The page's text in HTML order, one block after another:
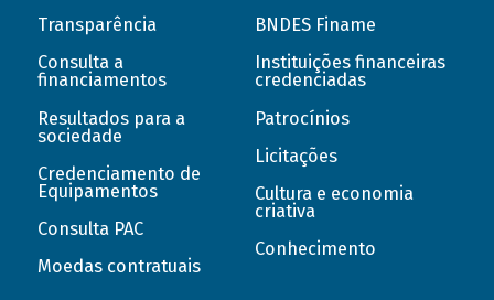
Transparência
Consulta a
financiamentos
Resultados para a
sociedade
Credenciamento de
Equipamentos
Consulta PAC
Moedas contratuais
BNDES Finame
Instituições financeiras
credenciadas
Patrocínios
Licitações
Cultura e economia
criativa
Conhecimento